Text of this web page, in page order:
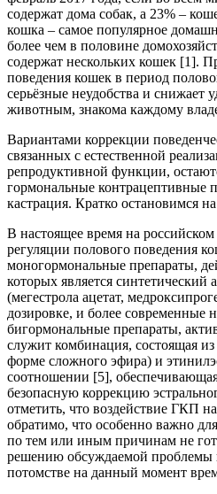
содержат дома собак, а 23% –
кошка – самое популярное
более чем в половине
содержат нескольких кошек [1].
поведения кошек в период
серьёзные неудобства и снижает
животным, знакома каждому
Вариантами коррекции
связанных с естественной
репродуктивной функции,
гормональные контрацептивные
кастрация. Кратко остановимся
В настоящее время на
регуляции полового поведения
моногормональные препараты,
которых является синтетический
(мегестрола ацетат,
дозировке, и более современные
бигормональные препараты,
служит комбинация, состоящая из
форме сложного эфира) и
соотношении [5],
безопасную коррекцию
отметить, что воздействие ГКП
обратимо, что особенно важно
по тем или иным причинам не
решению обсуждаемой проблемы
потомстве на данный момент